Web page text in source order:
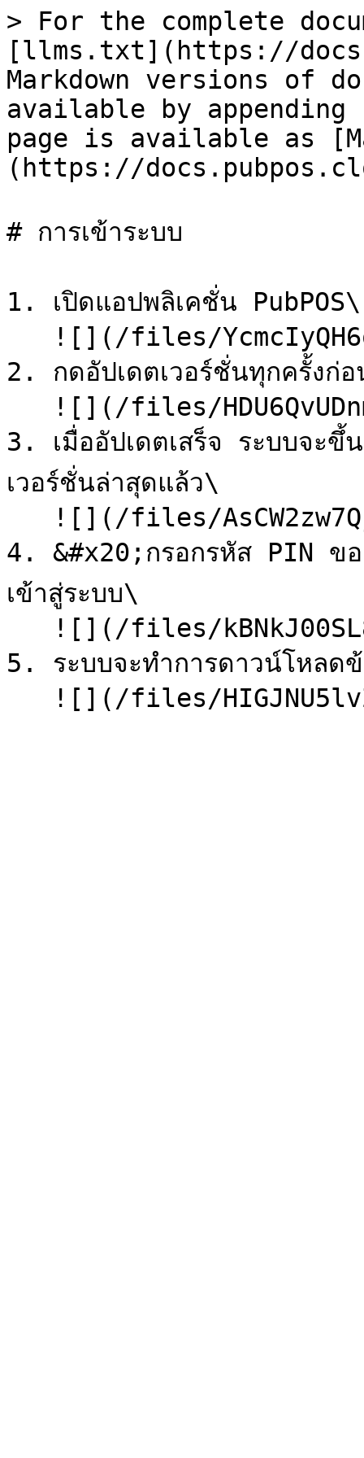
> For the complete
[llms.txt](https://
Markdown versions of
available by
page is available as
(https://
# การเข้าระบบ
1. เปิดแอปพลิเคชั่น PubPOS\
2. กดอัปเดตเวอร์ชั่นทุกครั้งก่
3. เมื่ออัปเดตเสร็จ ระบบจะขึ้
เวอร์ชั่นล่าสุดแล้ว\
4. &#x20;กรอกรหัส PIN ขอ
เข้าสู่ระบบ\
5. ระบบจะทำการดาวน์โหลด